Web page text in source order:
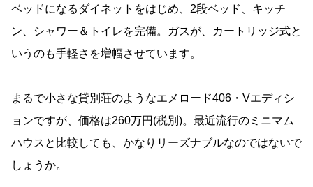
ベッドになるダイネットをはじめ、2段ベッド、キッチ
ン、シャワー＆トイレを完備。ガスが、カートリッジ式と
いうのも手軽さを増幅させています。
まるで小さな貸別荘のようなエメロード406・Vエディシ
ョンですが、価格は260万円(税別)。最近流行のミニマム
ハウスと比較しても、かなりリーズナブルなのではないで
しょうか。